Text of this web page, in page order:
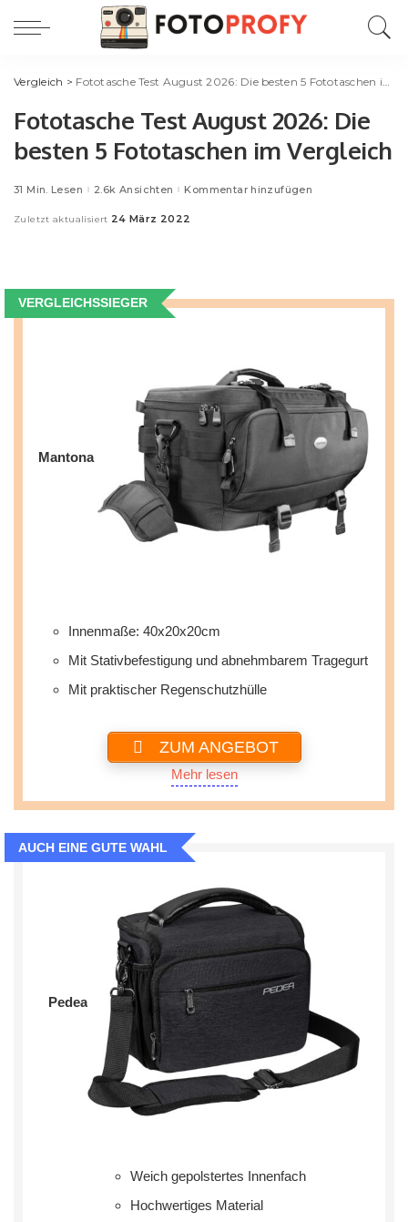
Vergleich > Fototasche Test August 2026: Die besten 5 Fototaschen im Vergleich
Fototasche Test August 2026: Die
besten 5 Fototaschen im Vergleich
31 Min. Lesen 2.6k Ansichten Kommentar hinzufügen
Zuletzt aktualisiert 24 März 2022
VERGLEICHSSIEGER
Mantona
Innenmaße: 40x20x20cm
Mit Stativbefestigung und abnehmbarem Tragegurt
Mit praktischer Regenschutzhülle
ZUM ANGEBOT
Mehr lesen
AUCH EINE GUTE WAHL
‎Pedea
Weich gepolstertes Innenfach
Hochwertiges Material